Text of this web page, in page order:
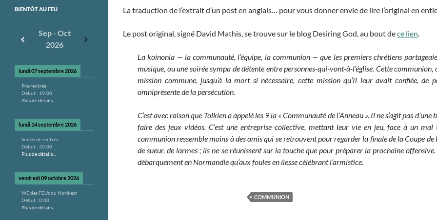
La traduction de l’extrait d’un post en anglais… pour vous donner envie de lire l’original en
Le post original, signé David Mathis, se trouve sur le blog Desiring God, au bout dece lien.
La koinonia — la communauté, l’équipe, la communion — que les premiers chrétiens
musique, ou une soirée sympa de détente entre personnes-qui-vont-à-l’église. Cette
mission commune, jusqu’à la mort si nécessaire, cette mission qu’Il leur avait confiée,
omniprésente de la persécution.
C’est avec raison que Tolkien a appelé les 9 la « Communauté de l’Anneau ». Il ne s’agit pas
faire des jeux vidéos. C’est une entreprise collective, mettant leur vie en jeu, face à un
communion ressemble moins à des amis qui se retrouvent pour regarder la finale de la Coupe de
de sueur, de larmes ; ils ne se réunissent sur la touche que pour préparer la prochaine
débarquement en Normandie qu’aux foules en liesse célébrant l’armistice.
COMMUNION
BIENTÔT AU FEU
Sep - Oct
2026
lundi 07 septembre 2026
Pré-rentrée
Début : 19:00
Plus de détails...
lundi 14 septembre 2026
Soirée de rentrée
Début : 20:00
Plus de détails...
vendredi 09 octobre 2026
WE des FEUs du Nord-est
Début : 0:00
Plus de détails...